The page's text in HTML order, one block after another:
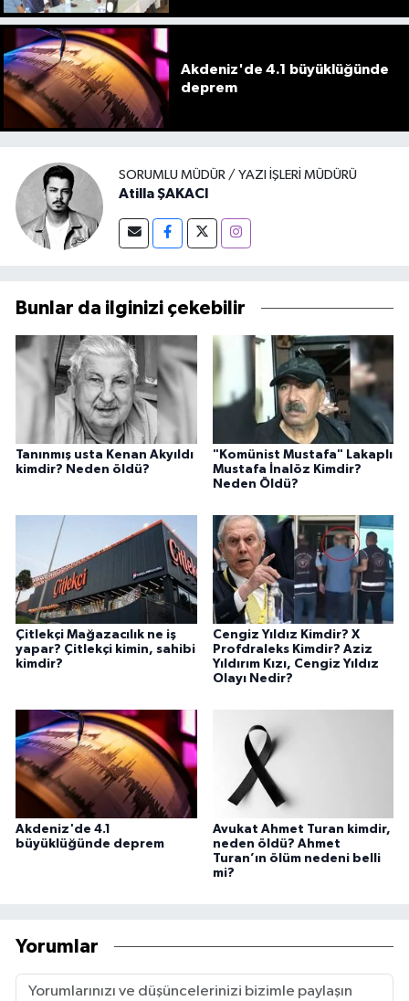
Akdeniz'de 4.1 büyüklüğünde
deprem
SORUMLU MÜDÜR / YAZI İŞLERI MÜDÜRÜ
Atilla ŞAKACI
Bunlar da ilginizi çekebilir
Tanınmış usta Kenan Akyıldı
kimdir? Neden öldü?
"Komünist Mustafa" Lakaplı
Mustafa İnalöz Kimdir?
Neden Öldü?
Çitlekçi Mağazacılık ne iş
yapar? Çitlekçi kimin, sahibi
kimdir?
Cengiz Yıldız Kimdir? X
Profdraleks Kimdir? Aziz
Yıldırım Kızı, Cengiz Yıldız
Olayı Nedir?
Akdeniz'de 4.1
büyüklüğünde deprem
Avukat Ahmet Turan kimdir,
neden öldü? Ahmet
Turan’ın ölüm nedeni belli
mi?
Yorumlar